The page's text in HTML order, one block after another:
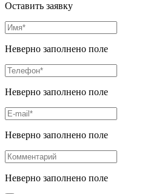
Оставить заявку
Неверно заполнено поле
Неверно заполнено поле
Неверно заполнено поле
Неверно заполнено поле